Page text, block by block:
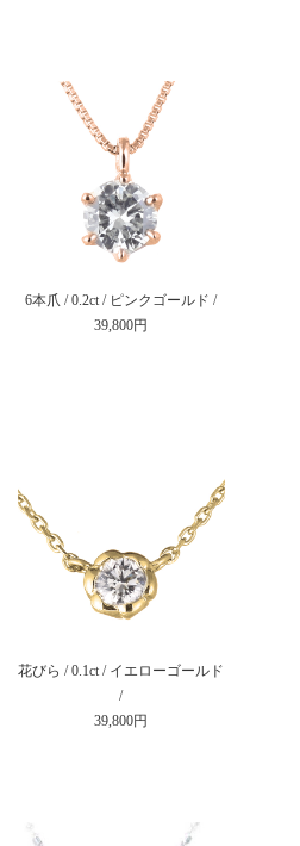
6本爪 / 0.2ct / ピンクゴールド /
39,800円
花びら / 0.1ct / イエローゴールド
/
39,800円